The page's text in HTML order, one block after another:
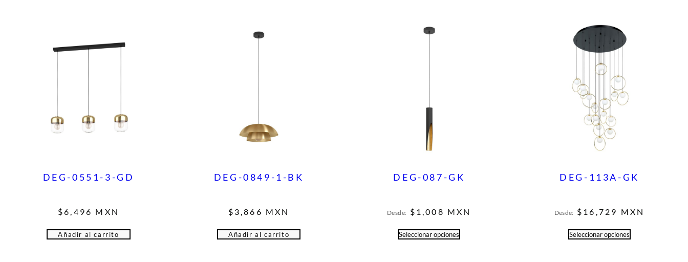
DEG-0551-3-GD
$6,496 MXN
Añadir al carrito
DEG-0849-1-BK
$ 3,866 MXN
Añadir al carrito
DEG-087-GK
Desde: $ 1,008 MXN
Seleccionar opciones
DEG-113A-GK
Desde: $ 16,729 MXN
Seleccionar opciones